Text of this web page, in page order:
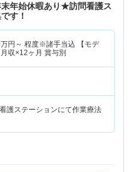
末年始休暇あり★訪問看護ス
す！
万円～ 程度※諸手当込 【モデ
月収×12ヶ月 賞与別
護ステーションにて作業療法